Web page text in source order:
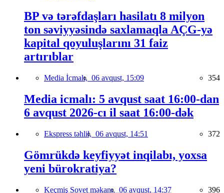
BP və tərəfdaşları hasilatı 8 milyon
ton səviyyəsində saxlamaqla AÇG-yə
kapital qoyuluşlarını 31 faiz
artırıblar
Media İcmalı, 06 avqust, 15:09 354
Media icmalı: 5 avqust saat 16:00-dan
6 avqust 2026-cı il saat 16:00-dək
Ekspress təhlil, 06 avqust, 14:51 372
Gömrükdə keyfiyyət inqilabı, yoxsa
yeni bürokratiya?
Keçmiş Sovet məkanı, 06 avqust, 14:37 396